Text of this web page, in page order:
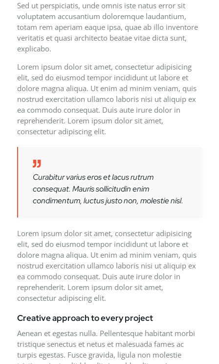
Sed ut perspiciatis, unde omnis iste natus error sit
voluptatem accusantium doloremque laudantium,
totam rem aperiam eaque ipsa, quae ab illo inventore
veritatis et quasi architecto beatae vitae dicta sunt,
explicabo.
Lorem ipsum dolor sit amet, consectetur adipisicing
elit, sed do eiusmod tempor incididunt ut labore et
dolore magna aliqua. Ut enim ad minim veniam, quis
nostrud exercitation ullamco laboris nisi ut aliquip ex
ea commodo consequat. Duis aute irure dolor in
reprehenderit. Lorem ipsum dolor sit amet,
consectetur adipiscing elit.
Curabitur varius eros et lacus rutrum
consequat. Mauris sollicitudin enim
condimentum, luctus justo non, molestie nisl.
Lorem ipsum dolor sit amet, consectetur adipisicing
elit, sed do eiusmod tempor incididunt ut labore et
dolore magna aliqua. Ut enim ad minim veniam, quis
nostrud exercitation ullamco laboris nisi ut aliquip ex
ea commodo consequat. Duis aute irure dolor in
reprehenderit. Lorem ipsum dolor sit amet,
consectetur adipiscing elit.
Creative approach to every project
Aenean et egestas nulla. Pellentesque habitant morbi
tristique senectus et netus et malesuada fames ac
turpis egestas. Fusce gravida, ligula non molestie